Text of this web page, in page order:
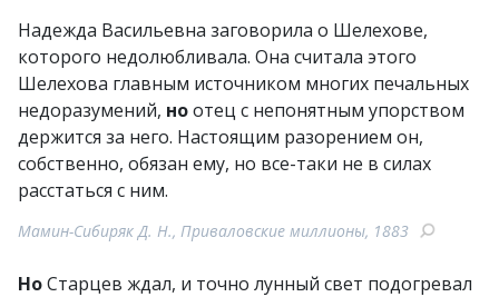
Надежда Васильевна заговорила о Шелехове,
которого недолюбливала. Она считала этого
Шелехова главным источником многих печальных
недоразумений, ноотец с непонятным упорством
держится за него. Настоящим разорением он,
собственно, обязан ему, но все-таки не в силах
расстаться с ним.
Мамин-Сибиряк Д. Н., Приваловские миллионы, 1883
НоСтарцев ждал, и точно лунный свет подогревал